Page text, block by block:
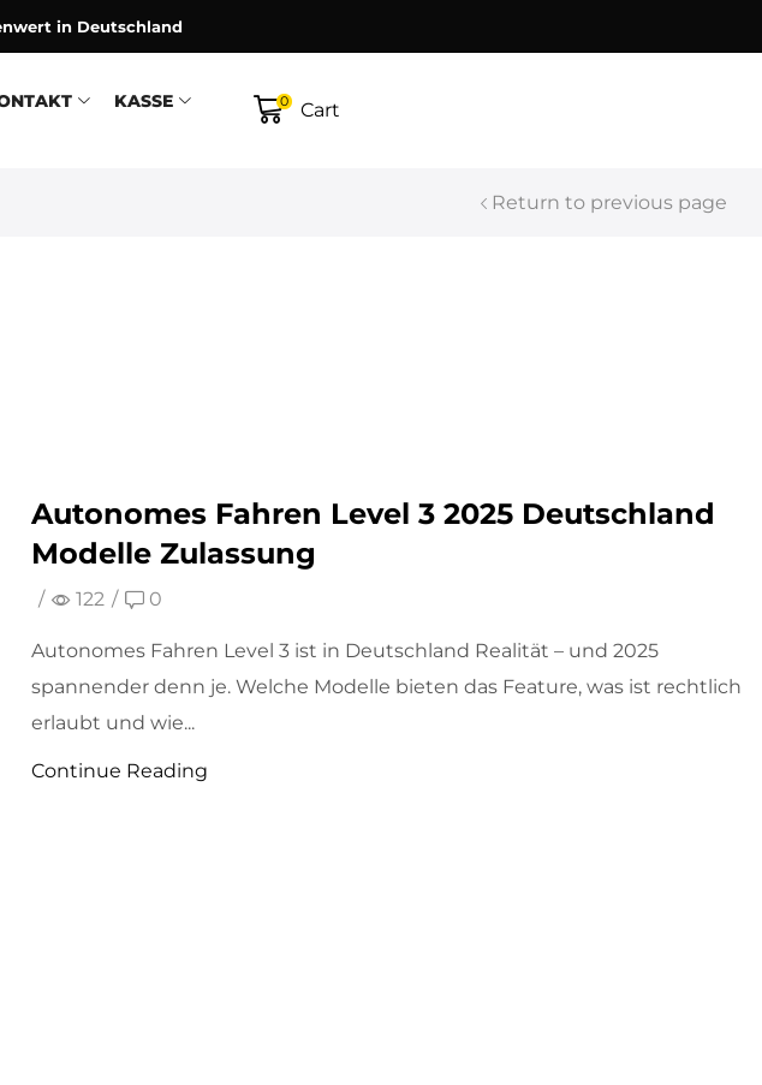
in Deutschland
KASSE 0 Cart
Return to previous page
Autonomes Fahren Level 3 2025 Deutschland
Modelle Zulassung
/ 122 / 0
Autonomes Fahren Level 3 ist in Deutschland Realität – und 2025
spannender denn je. Welche Modelle bieten das Feature, was ist rechtlich
erlaubt und wie...
Continue Reading